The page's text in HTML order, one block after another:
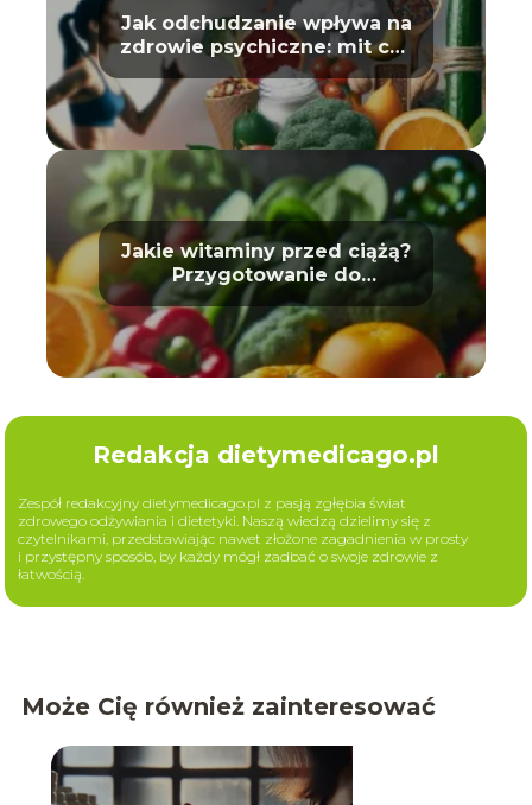
Jak odchudzanie wpływa na
zdrowie psychiczne: mit czy
prawda?
Jakie witaminy przed ciążą?
Przygotowanie do
macierzyństwa
Redakcja dietymedicago.pl
Zespół redakcyjny dietymedicago.pl z pasją zgłębia świat
zdrowego odżywiania i dietetyki. Naszą wiedzą dzielimy się z
czytelnikami, przedstawiając nawet złożone zagadnienia w prosty
i przystępny sposób, by każdy mógł zadbać o swoje zdrowie z
łatwością.
Może Cię również zainteresować